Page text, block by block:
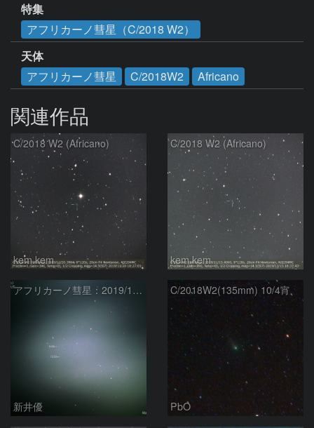
特集
アフリカーノ彗星（C/2018 W2）
天体
アフリカーノ彗星
C/2018W2 Africano
関連作品
C/2018 W2 (Africano)
kem.kem
C/2018 W2 (Africano)
kem.kem
アフリカーノ彗星：2019/11/01
新井優
C/2018W2(135mm) 10/4宵
PbO